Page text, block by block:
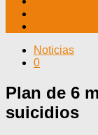
Noticias
0
Plan de 6
suicidios